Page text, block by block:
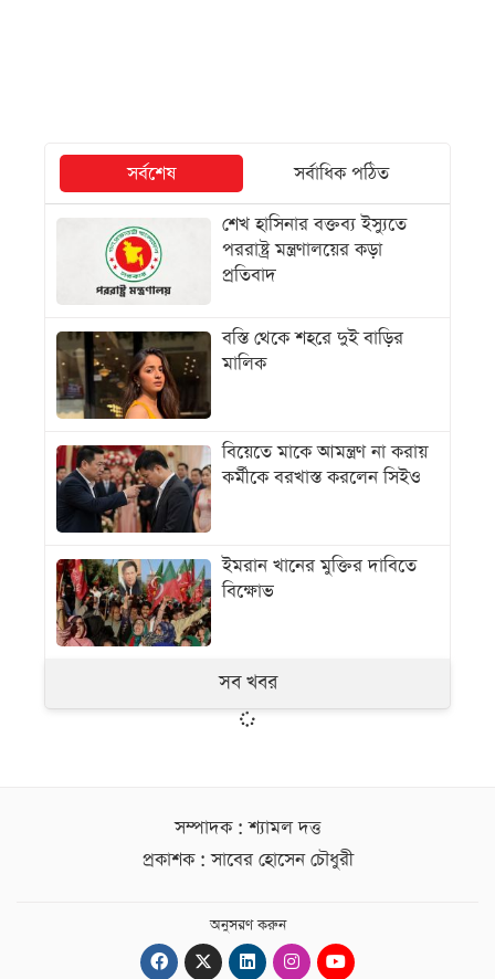
সর্বশেষ
সর্বাধিক পঠিত
শেখ হাসিনার বক্তব্য ইস্যুতে
পররাষ্ট্র মন্ত্রণালয়ের কড়া
প্রতিবাদ
বস্তি থেকে শহরে দুই বাড়ির
মালিক
বিয়েতে মাকে আমন্ত্রণ না করায়
কর্মীকে বরখাস্ত করলেন সিইও
ইমরান খানের মুক্তির দাবিতে
বিক্ষোভ
সব খবর
সম্পাদক : শ্যামল দত্ত
প্রকাশক : সাবের হোসেন চৌধুরী
অনুসরণ করুন